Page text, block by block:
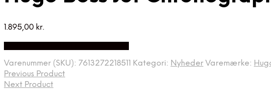
1.895,00 kr.
Varenummer (SKU): 7613272218511 Kategori: Nyheder Varemærke:
Previous Product
Next Product